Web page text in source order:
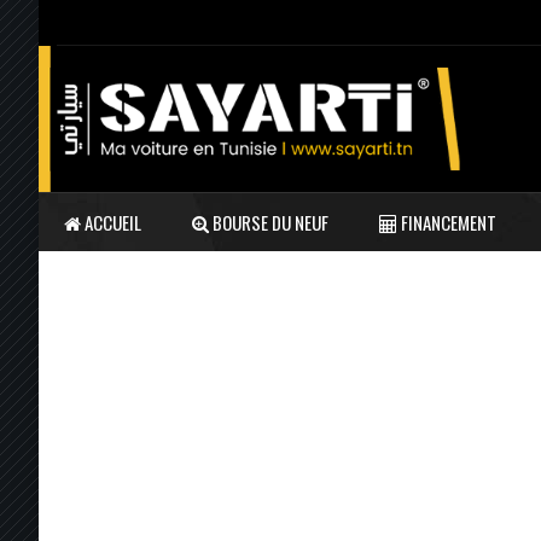
ACCUEIL BOURSE DU NEUF FINANCEMENT